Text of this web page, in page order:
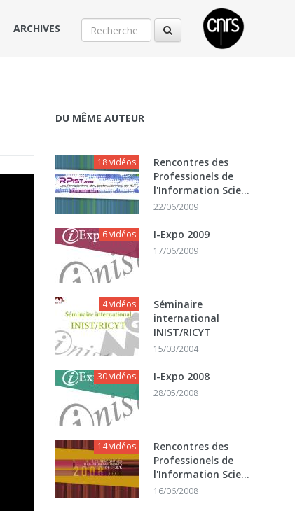
ARCHIVES
DU MÊME AUTEUR
18 vidéos
Rencontres des
Professionels de
l'Information Scie...
22/06/2009
6 vidéos I-Expo 2009
17/06/2009
4 vidéos
Séminaire
international
INIST/RICYT
15/03/2004
30 vidéos I-Expo 2008
28/05/2008
14 vidéos
Rencontres des
Professionels de
l'Information Scie...
16/06/2008